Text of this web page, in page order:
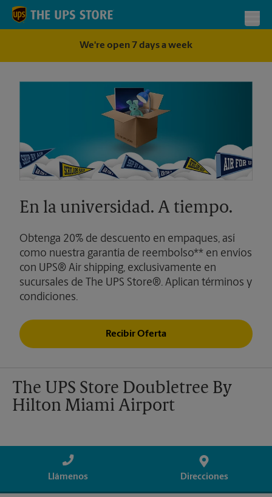
Skip to content
Return to Nav
We're open 7 days a week
En la universidad. A tiempo.
Obtenga 20% de descuento en empaques, así
como nuestra garantía de reembolso** en envíos
con UPS® Air shipping, exclusivamente en
sucursales de The UPS Store®. Aplican términos y
condiciones.
Recibir Oferta
The UPS Store Doubletree By
Hilton Miami Airport
Llámenos Direcciones